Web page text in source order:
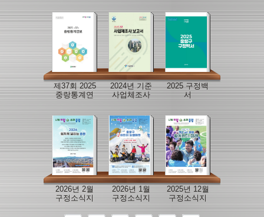
제37회 2025
중랑통계연
2024년 기준
사업체조사
2025 구정백
서
2026년 2월
구정소식지
2026년 1월
구정소식지
2025년 12월
구정소식지